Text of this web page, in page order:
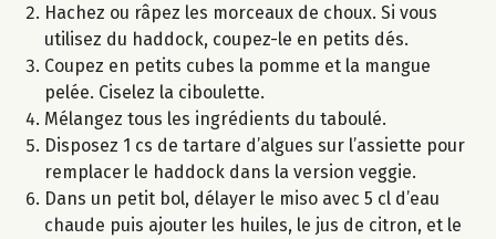
Hachez ou râpez les morceaux de choux. Si vous
utilisez du haddock, coupez-le en petits dés.
Coupez en petits cubes la pomme et la mangue
pelée. Ciselez la ciboulette.
Mélangez tous les ingrédients du taboulé.
Disposez 1 cs de tartare d’algues sur l’assiette pour
remplacer le haddock dans la version veggie.
Dans un petit bol, délayer le miso avec 5 cl d’eau
chaude puis ajouter les huiles, le jus de citron, et le